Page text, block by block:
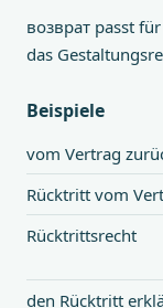
возврат passt
das
Beispiele
vom Vertrag
Rücktritt vom
Rücktrittsrecht
den Rücktritt